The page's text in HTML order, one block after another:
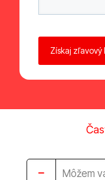
Môžem